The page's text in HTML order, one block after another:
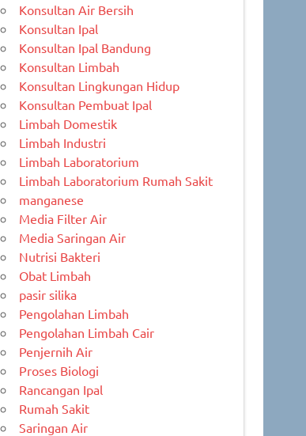
Konsultan Air Bersih
Konsultan Ipal
Konsultan Ipal Bandung
Konsultan Limbah
Konsultan Lingkungan Hidup
Konsultan Pembuat Ipal
Limbah Domestik
Limbah Industri
Limbah Laboratorium
Limbah Laboratorium Rumah Sakit
manganese
Media Filter Air
Media Saringan Air
Nutrisi Bakteri
Obat Limbah
pasir silika
Pengolahan Limbah
Pengolahan Limbah Cair
Penjernih Air
Proses Biologi
Rancangan Ipal
Rumah Sakit
Saringan Air